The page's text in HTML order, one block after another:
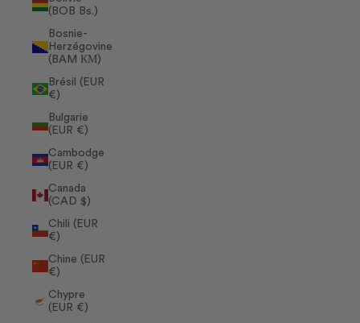
(BOB Bs.)
Bosnie-
Herzégovine
(BAM КМ)
Brésil (EUR
€)
Bulgarie
(EUR €)
Cambodge
(EUR €)
Canada
(CAD $)
Chili (EUR
€)
Chine (EUR
€)
Chypre
(EUR €)